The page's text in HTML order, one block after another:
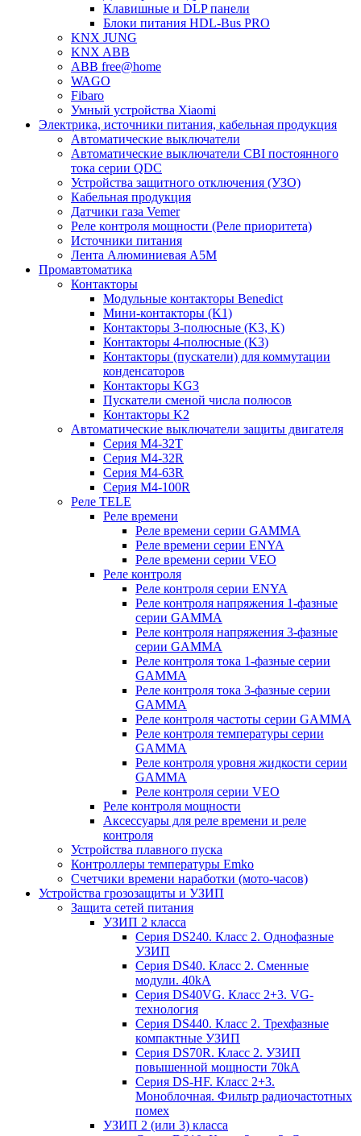
Клавишные и DLP панели
Блоки питания HDL-Bus PRO
KNX JUNG
KNX ABB
ABB free@home
WAGO
Fibaro
Умный устройства Xiaomi
Электрика, источники питания, кабельная продукция
Автоматические выключатели
Автоматические выключатели CBI постоянного
тока серии QDC
Устройства защитного отключения (УЗО)
Кабельная продукция
Датчики газа Vemer
Реле контроля мощности (Реле приоритета)
Источники питания
Лента Алюминиевая А5М
Промавтоматика
Контакторы
Модульные контакторы Benedict
Мини-контакторы (K1)
Контакторы 3-полюсные (K3, K)
Контакторы 4-полюсные (K3)
Контакторы (пускатели) для коммутации
конденсаторов
Контакторы KG3
Пускатели сменой числа полюсов
Контакторы K2
Автоматические выключатели защиты двигателя
Серия M4-32T
Серия M4-32R
Серия M4-63R
Серия M4-100R
Реле TELE
Реле времени
Реле времени серии GAMMA
Реле времени серии ENYA
Реле времени серии VEO
Реле контроля
Реле контроля серии ENYA
Реле контроля напряжения 1-фазные
серии GAMMA
Реле контроля напряжения 3-фазные
серии GAMMA
Реле контроля тока 1-фазные серии
GAMMA
Реле контроля тока 3-фазные серии
GAMMA
Реле контроля частоты серии GAMMA
Реле контроля температуры серии
GAMMA
Реле контроля уровня жидкости серии
GAMMA
Реле контроля серии VEO
Реле контроля мощности
Аксессуары для реле времени и реле
контроля
Устройства плавного пуска
Контроллеры температуры Emko
Счетчики времени наработки (мото-часов)
Устройства грозозащиты и УЗИП
Защита сетей питания
УЗИП 2 класса
Серия DS240. Класс 2. Однофазные
УЗИП
Серия DS40. Класс 2. Сменные
модули. 40kA
Серия DS40VG. Класс 2+3. VG-
технология
Серия DS440. Класс 2. Трехфазные
компактные УЗИП
Серия DS70R. Класс 2. УЗИП
повышенной мощности 70kA
Серия DS-HF. Класс 2+3.
Моноблочная. Фильтр радиочастотных
помех
УЗИП 2 (или 3) класса